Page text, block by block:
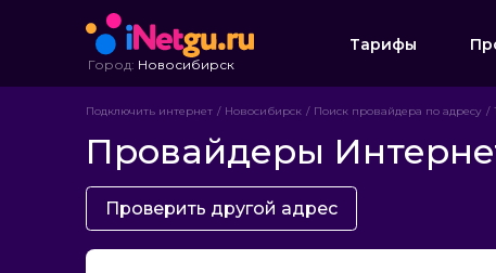
Город: Новосибирск
Тарифы
Подключить интернет Новосибирск Поиск провайдера по адресу
Провайдеры
Проверить другой адрес